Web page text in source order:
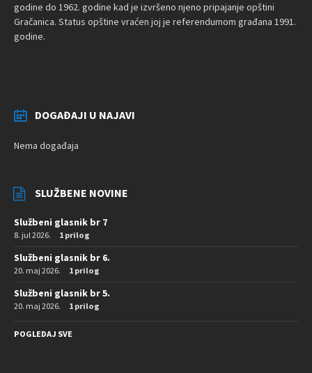
godine do 1962. godine kad je izvršeno njeno pripajanje opštini
Gračanica. Status opštine vraćen joj je referendumom građana 1991.
godine.
DOGAĐAJI U NAJAVI
Nema događaja
SLUŽBENE NOVINE
Službeni glasnik br 7
8. jul 2026. 1 prilog
Službeni glasnik br 6.
20. maj 2026. 1 prilog
Službeni glasnik br 5.
20. maj 2026. 1 prilog
POGLEDAJ SVE